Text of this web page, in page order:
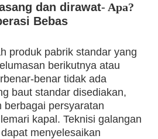
dan dirawat- Apa?
Bebas
produk pabrik standar yang
berikutnya atau
benar-benar tidak ada
baut standar disediakan,
berbagai persyaratan
kapal. Teknisi galangan
menyelesaikan